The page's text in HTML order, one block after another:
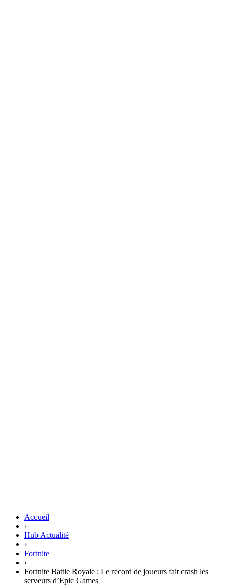
Accueil
›
Hub Actualité
›
Fortnite
›
Fortnite Battle Royale : Le record de joueurs fait crash les
serveurs d’Epic Games